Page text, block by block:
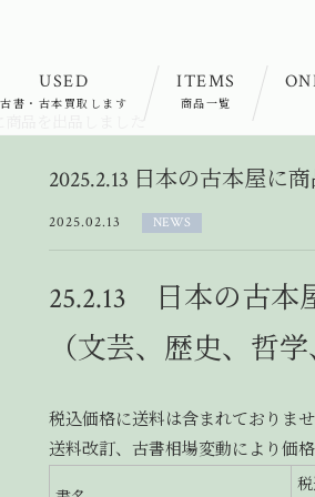
USED
古書・古本買取します
ITEMS
商品一覧
商品を出品しました
2025.2.13 日本の古本屋に
2025.02.13 NEWS
25.2.13 日本の古本
（文芸、歴史、哲学
税込価格に送料は含まれておりませ
送料改訂、古書相場変動により価